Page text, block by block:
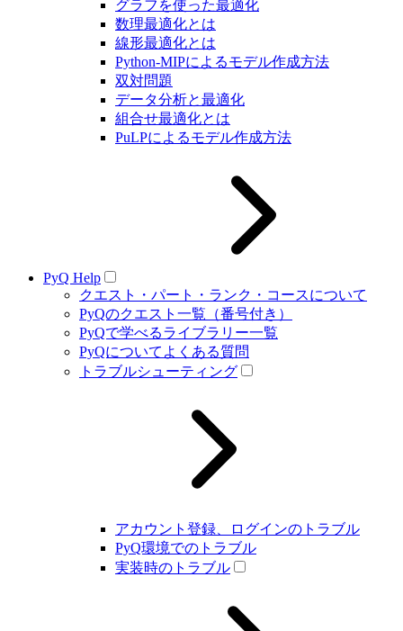
グラフを使った最適化
数理最適化とは
線形最適化とは
Python-MIPによるモデル作成方法
双対問題
データ分析と最適化
組合せ最適化とは
PuLPによるモデル作成方法
PyQ Help
クエスト・パート・ランク・コースについて
PyQのクエスト一覧（番号付き）
PyQで学べるライブラリー一覧
PyQについてよくある質問
トラブルシューティング
アカウント登録、ログインのトラブル
PyQ環境でのトラブル
実装時のトラブル